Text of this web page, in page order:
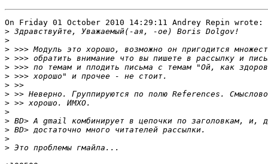
On Friday 01 October 2010 14:29:11 Andrey Repin wrote:
>
>
>
>
>
>
>
>
>
>
>
>
>
>